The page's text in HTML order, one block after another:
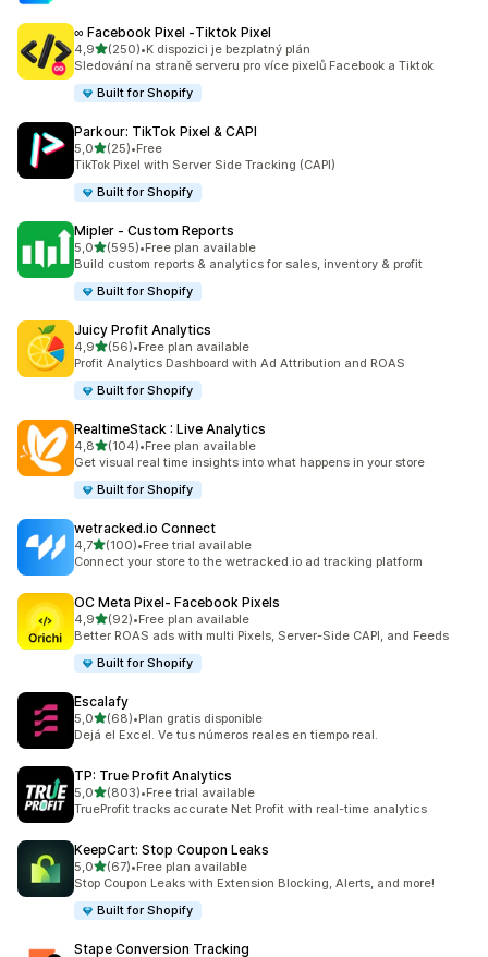
∞ Facebook Pixel ‑Tiktok Pixel
4,9z 5 hvězd
(250)
Celkový počet recenzí: 250
•K dispozici je bezplatný plán
Sledování na straně serveru pro více pixelů Facebook a Tiktok
Built for Shopify
Parkour: TikTok Pixel & CAPI
5,0z 5 hvězd
(25)
Celkový počet recenzí: 25
•Free
TikTok Pixel with Server Side Tracking (CAPI)
Built for Shopify
Mipler ‑ Custom Reports
5,0z 5 hvězd
(595)
Celkový počet recenzí: 595
•Free plan available
Build custom reports & analytics for sales, inventory & profit
Built for Shopify
Juicy Profit Analytics
4,9z 5 hvězd
(56)
Celkový počet recenzí: 56
•Free plan available
Profit Analytics Dashboard with Ad Attribution and ROAS
Built for Shopify
RealtimeStack : Live Analytics
4,8z 5 hvězd
(104)
Celkový počet recenzí: 104
•Free plan available
Get visual real time insights into what happens in your store
Built for Shopify
wetracked.io Connect
4,7z 5 hvězd
(100)
Celkový počet recenzí: 100
•Free trial available
Connect your store to the wetracked.io ad tracking platform
OC Meta Pixel‑ Facebook Pixels
4,9z 5 hvězd
(92)
Celkový počet recenzí: 92
•Free plan available
Better ROAS ads with multi Pixels, Server-Side CAPI, and Feeds
Built for Shopify
Escalafy
5,0z 5 hvězd
(68)
Celkový počet recenzí: 68
•Plan gratis disponible
Dejá el Excel. Ve tus números reales en tiempo real.
TP: True Profit Analytics
5,0z 5 hvězd
(803)
Celkový počet recenzí: 803
•Free trial available
TrueProfit tracks accurate Net Profit with real-time analytics
KeepCart: Stop Coupon Leaks
5,0z 5 hvězd
(67)
Celkový počet recenzí: 67
•Free plan available
Stop Coupon Leaks with Extension Blocking, Alerts, and more!
Built for Shopify
Stape Conversion Tracking